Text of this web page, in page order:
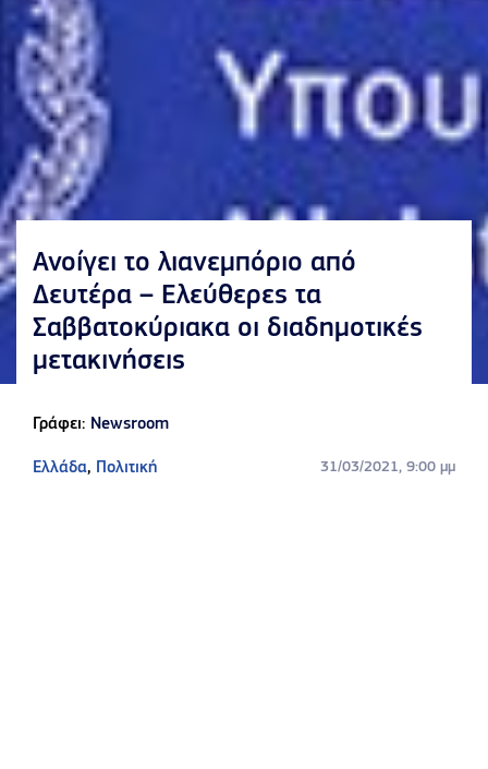
Ανοίγει το λιανεμπόριο από
Δευτέρα – Ελεύθερες τα
Σαββατοκύριακα οι διαδημοτικές
μετακινήσεις
Γράφει: Newsroom
Ελλάδα, Πολιτική 31/03/2021, 9:00 μμ